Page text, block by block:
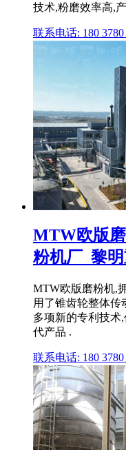
技术,粉磨效率高,
联系电话: 180 3780
MTW欧版
粉机厂_黎
MTW欧版磨粉机,
用了锥齿轮整体传
多项新的专利技术
代产品 .
联系电话: 180 3780